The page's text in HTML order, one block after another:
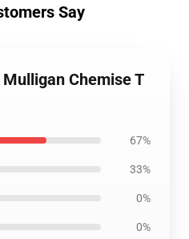
Say
Chemise T
67%
33%
0%
0%